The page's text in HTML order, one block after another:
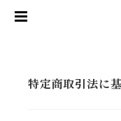
特定商取引法に